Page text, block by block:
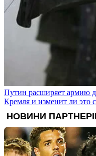
Путин расширяет армию
Кремля и изменит ли это